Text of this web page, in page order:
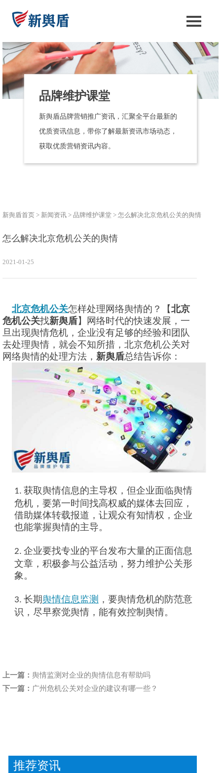
品牌维护课堂
新舆盾品牌营销推广资讯，汇聚全平台最新的
优质资讯信息，带你了解最新资讯市场动态，
获取优质营销资讯内容。
新舆盾首页 > 新闻资讯 > 品牌维护课堂 > 怎么解决北京危机公关的舆情
怎么解决北京危机公关的舆情
2021-01-25
北京危机公关怎样处理网络舆情的？【北京
危机公关找新舆盾】网络时代的快速发展，一
旦出现舆情危机，企业没有足够的经验和团队
去处理舆情，就会不知所措，北京危机公关对
网络舆情的处理方法， 新舆盾总结告诉你：
1. 获取舆情信息的主导权，但企业面临舆情
危机，要第一时间找高权威的媒体去回应，
借助媒体转载报道，让观众有知情权，企业
也能掌握舆情的主导。
2. 企业要找专业的平台发布大量的正面信息
文章，积极参与公益活动，努力维护公关形
象。
3. 长期舆情信息监测 ，要舆情危机的防范意
识，尽早察觉舆情，能有效控制舆情。
上一篇： 舆情监测对企业的舆情信息有帮助吗
下一篇： 广州危机公关对企业的建议有哪一些？
推荐资讯